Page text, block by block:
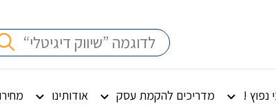
נפוץ ! מדריכים להקמת עסק אודותינו